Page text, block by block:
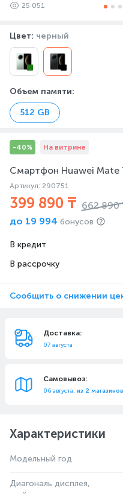
25 051
Цвет: черный
Объем памяти:
512 GB
-40% На витрине
Смартфон Huawei Mate
Артикул: 290751
399 890 ₸ 662 890
до 19 994 бонусов
В кредит
В рассрочку
Сообщить о снижении
Доставка:
07 августа
Самовывоз:
06 августа, из 2 магазинов
Характеристики
Модельный год
Диагональ дисплея,